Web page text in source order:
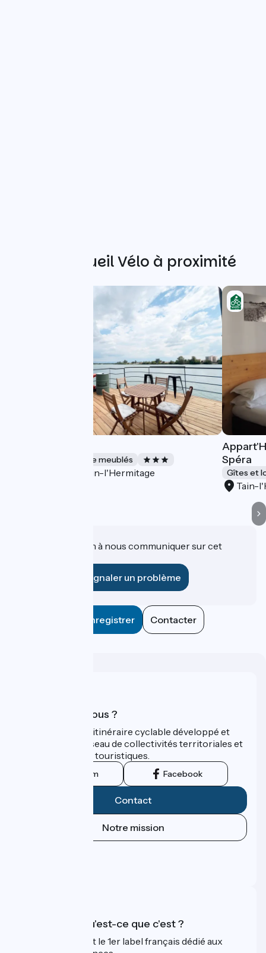
Autres Accueil Vélo à proximité
Gîtes et locations de meublés
Tain-l'Hermitage
Spéra
Gîtes et
Tain-
Une information à nous communiquer sur cet
Signaler un problème
Enregistrer Contacter
Qui sommes-nous ?
ViaRhôna est un itinéraire cyclable développé et
promu par un réseau de collectivités territoriales et
leurs institutions touristiques.
Instagram Facebook
Contact
Notre mission
Accueil Vélo qu'est-ce que c'est ?
Accueil Vélo c'est le 1er label français dédié aux